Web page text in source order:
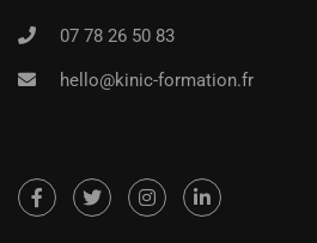
07 78 26 50 83
hello@kinic-formation.fr